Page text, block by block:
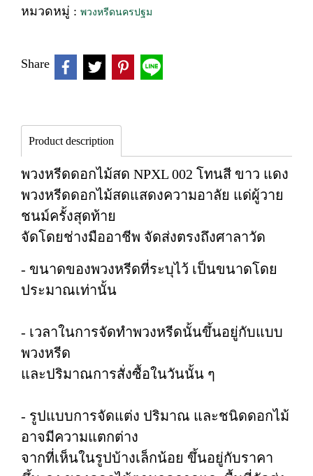
หมวดหมู่ : พวงหรีดนครปฐม
Share
Product description
พวงหรีดดอกไม้สด NPXL 002 โทนสี ขาว แดง
พวงหรีดดอกไม้สดแสดงความอาลัย แด่ผู้วาย
ชนม์ครั้งสุดท้าย
จัดโดยช่างมืออาชีพ จัดส่งตรงถึงศาลาวัด
- ขนาดของพวงหรีดที่ระบุไว้ เป็นขนาดโดย
ประมาณเท่านั้น
- เวลาในการจัดทำพวงหรีดนั้นขึ้นอยู่กับแบบ
พวงหรีด
และปริมาณการสั่งซื้อในวันนั้น ๆ
- รูปแบบการจัดแต่ง ปริมาณ และชนิดดอกไม้
อาจมีความแตกต่าง
จากที่เห็นในรูปบ้างเล็กน้อย ขึ้นอยู่กับราคา